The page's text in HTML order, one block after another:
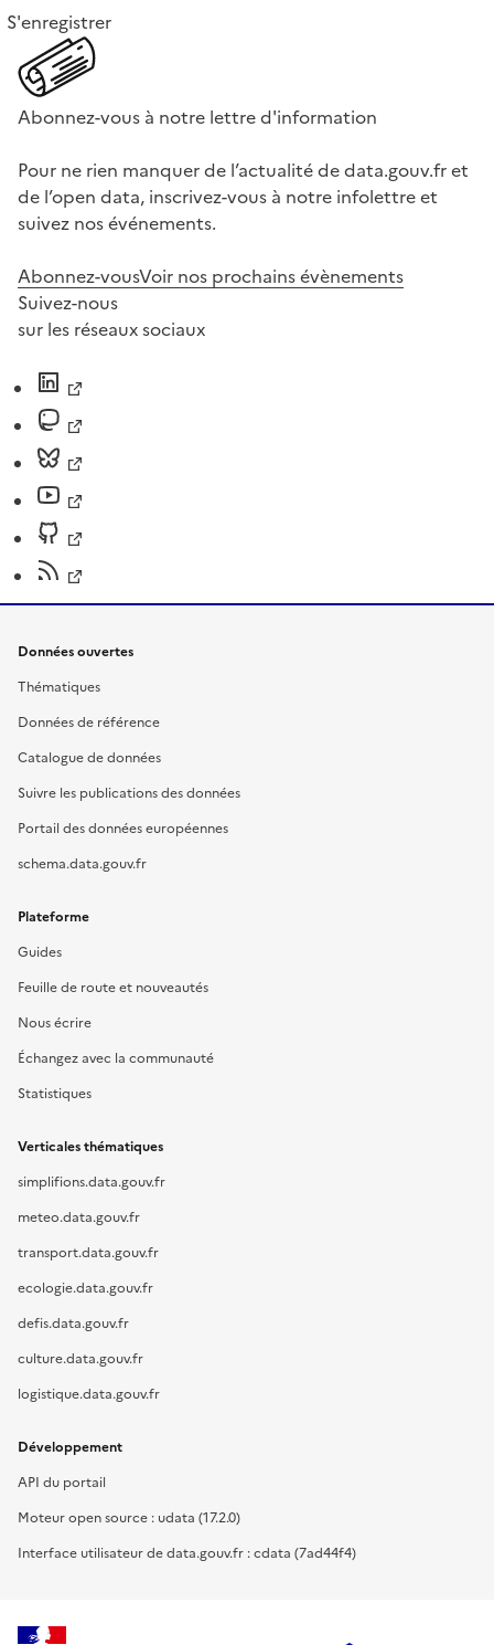
S'enregistrer
Abonnez-vous à notre lettre d'information
Pour ne rien manquer de l’actualité de data.gouv.fr et
de l’open data, inscrivez-vous à notre infolettre et
suivez nos événements.
Abonnez-vousVoir nos prochains évènements
Suivez-nous
sur les réseaux sociaux
Données ouvertes
Thématiques
Données de référence
Catalogue de données
Suivre les publications des données
Portail des données européennes
schema.data.gouv.fr
Plateforme
Guides
Feuille de route et nouveautés
Nous écrire
Échangez avec la communauté
Statistiques
Verticales thématiques
simplifions.data.gouv.fr
meteo.data.gouv.fr
transport.data.gouv.fr
ecologie.data.gouv.fr
defis.data.gouv.fr
culture.data.gouv.fr
logistique.data.gouv.fr
Développement
API du portail
Moteur open source : udata (17.2.0)
Interface utilisateur de data.gouv.fr : cdata (7ad44f4)